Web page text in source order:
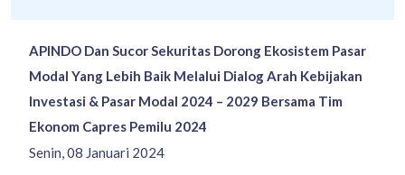
Senin, 08 Januari 2024
APINDO Dan Sucor Sekuritas Dorong Ekosistem Pasar
Modal Yang Lebih Baik Melalui Dialog Arah Kebijakan
Investasi & Pasar Modal 2024 – 2029 Bersama Tim
Ekonom Capres Pemilu 2024